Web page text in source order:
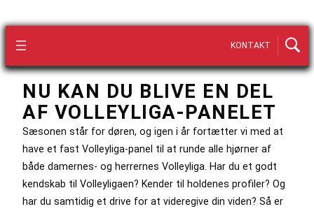
KONTAKT
NU KAN DU BLIVE EN DEL
AF VOLLEYLIGA-PANELET
Sæsonen står for døren, og igen i år fortætter vi med at
have et fast Volleyliga-panel til at runde alle hjørner af
både damernes- og herrernes Volleyliga. Har du et godt
kendskab til Volleyligaen? Kender til holdenes profiler? Og
har du samtidig et drive for at videregive din viden? Så er